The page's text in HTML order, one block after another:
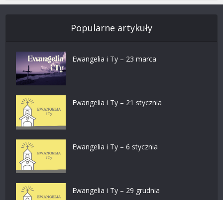
Popularne artykuły
Ewangelia i Ty – 23 marca
Ewangelia i Ty – 21 stycznia
Ewangelia i Ty – 6 stycznia
Ewangelia i Ty – 29 grudnia